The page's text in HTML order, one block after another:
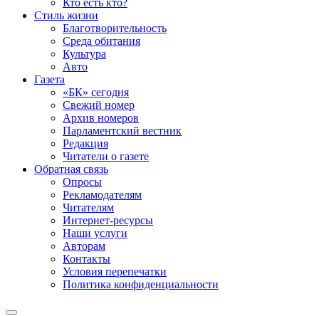
Кто есть кто?
Стиль жизни
Благотворительность
Среда обитания
Культура
Авто
Газета
«БК» сегодня
Свежий номер
Архив номеров
Парламентский вестник
Редакция
Читатели о газете
Обратная связь
Опросы
Рекламодателям
Читателям
Интернет-ресурсы
Наши услуги
Авторам
Контакты
Условия перепечатки
Политика конфиденциальности